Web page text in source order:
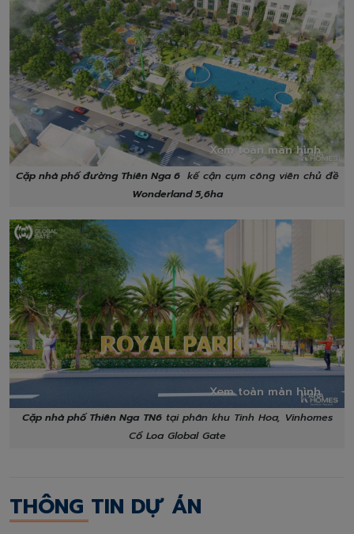
Xem toàn màn hình
Cặp nhà phố đường Thiên Nga 6 kế cận cụm công viên chủ đề
Wonderland 5,6ha
Xem toàn màn hình
Cặp nhà phố Thiên Nga TN6tại phân khu Tinh Hoa, Vinhomes
Cổ Loa Global Gate
THÔNG TIN DỰ ÁN